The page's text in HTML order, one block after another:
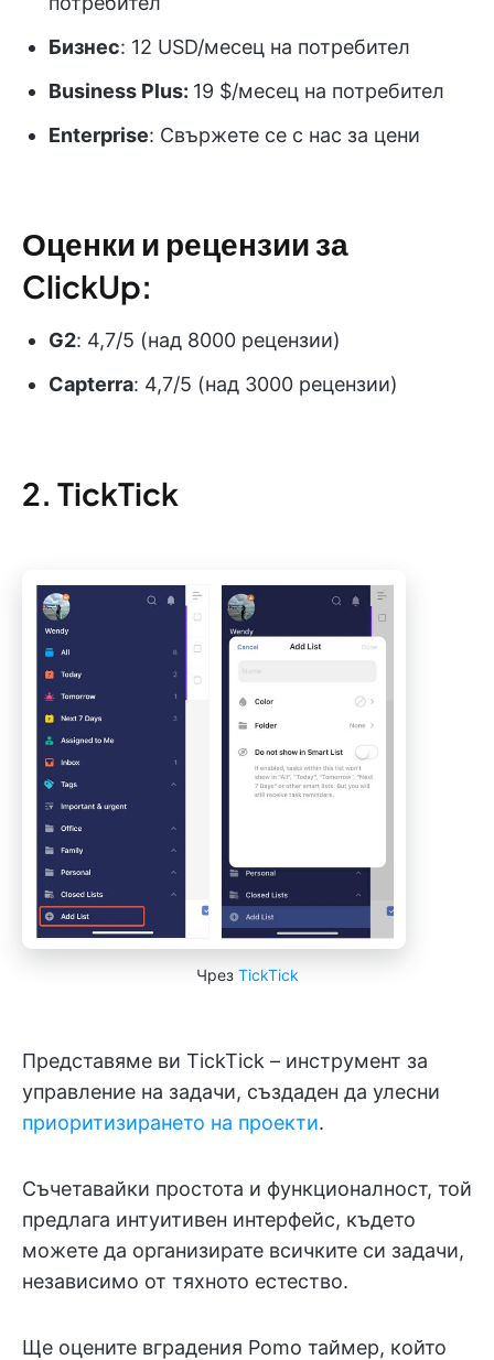
Бизнес: 12 USD/месец на потребител
Business Plus: 19 $/месец на потребител
Enterprise: Свържете се с нас за цени
Оценки и рецензии за
ClickUp:
G2: 4,7/5 (над 8000 рецензии)
Capterra: 4,7/5 (над 3000 рецензии)
2. TickTick
Чрез TickTick
Представяме ви TickTick – инструмент за
управление на задачи, създаден да улесни
приоритизирането на проекти.
Съчетавайки простота и функционалност, той
предлага интуитивен интерфейс, където
можете да организирате всичките си задачи,
независимо от тяхното естество.
Ще оцените вградения Pomo таймер, който